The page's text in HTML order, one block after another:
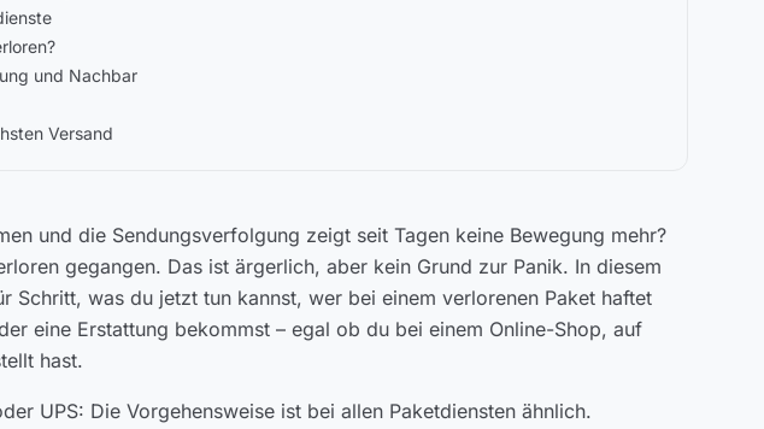
und Nachbar
Versand
und die Sendungsverfolgung zeigt seit Tagen keine Bewegung mehr?
gegangen. Das ist ärgerlich, aber kein Grund zur Panik. In diesem
Schritt, was du jetzt tun kannst, wer bei einem verlorenen Paket haftet
eine Erstattung bekommst – egal ob du bei einem Online-Shop, auf
hast.
UPS: Die Vorgehensweise ist bei allen Paketdiensten ähnlich.